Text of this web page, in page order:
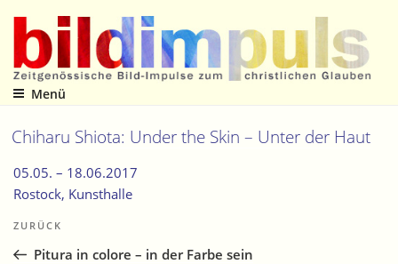
Inhalt
springen
Zeitgenössische Bild-Impulse zum christlichen Glauben
Menü
Chiharu Shiota: Under the Skin – Unter der Haut
05.05. – 18.06.2017
Rostock, Kunsthalle
Beitragsnavigation
Vorheriger
Beitrag
ZURÜCK
Pitura in colore – in der Farbe sein